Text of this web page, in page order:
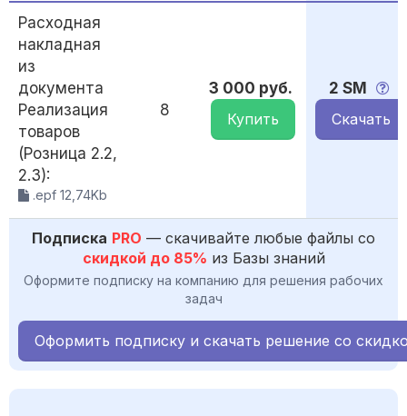
Расходная
накладная
из
документа
Реализация
товаров
(Розница 2.2,
2.3):
.epf 12,74Kb
8
3 000 руб.
Купить
2 SM
Скачать
Подписка PRO — скачивайте любые файлы со
скидкой до 85% из Базы знаний
Оформите подписку на компанию для решения рабочих
задач
Оформить подписку и скачать решение со